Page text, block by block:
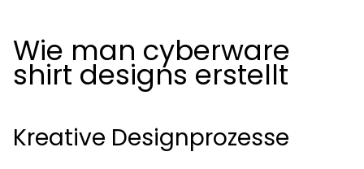
Wie man cyberware
shirt designs erstellt
Kreative Designprozesse